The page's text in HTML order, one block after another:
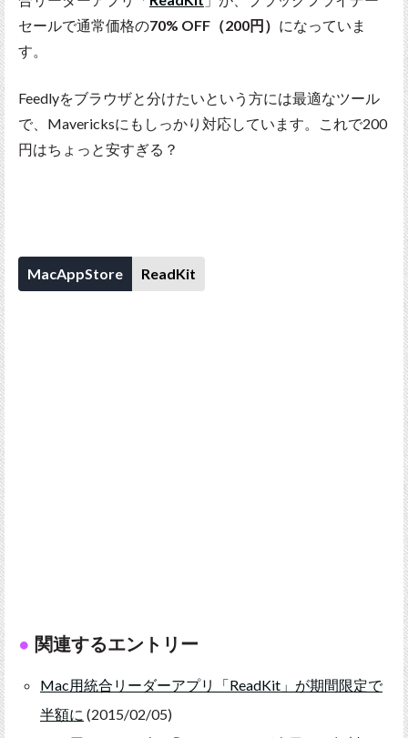
セールで通常価格の70% OFF（200円） になっていま
す。
Feedlyをブラウザと分けたいという方には最適なツール
で、Mavericksにもしっかり対応しています。これで200
円はちょっと安すぎる？
MacAppStore ReadKit
関連するエントリー
Mac用統合リーダーアプリ「ReadKit」が期間限定で
半額に (2015/02/05)